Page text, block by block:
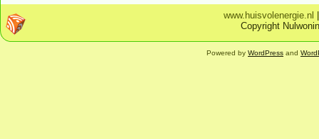
www.huisvolenergie.nl
Copyright
Powered by WordPress and